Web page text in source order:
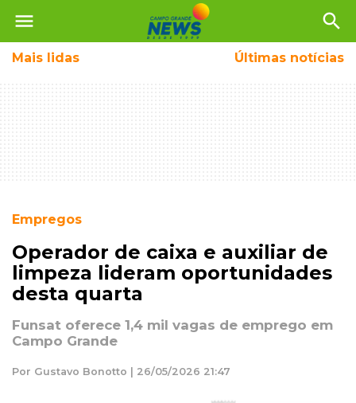
menu search
Mais lidas Últimas notícias
Empregos
Operador de caixa e auxiliar de
limpeza lideram oportunidades
desta quarta
Funsat oferece 1,4 mil vagas de emprego em
Campo Grande
Por Gustavo Bonotto | 26/05/2026 21:47